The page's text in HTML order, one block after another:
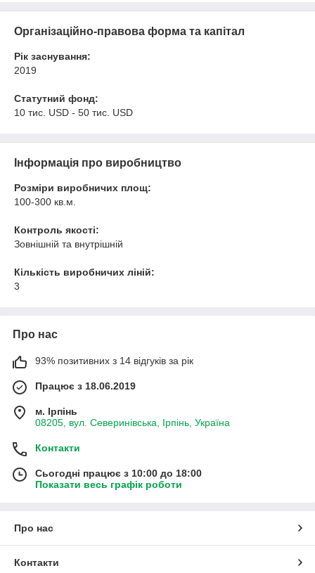
Організаційно-правова форма та капітал
Рік заснування:
2019
Статутний фонд:
10 тис. USD - 50 тис. USD
Інформація про виробництво
Розміри виробничих площ:
100-300 кв.м.
Контроль якості:
Зовнішній та внутрішній
Кількість виробничих ліній:
3
Про нас
93% позитивних з 14 відгуків за рік
Працює з 18.06.2019
м. Ірпінь
08205, вул. Северинівська, Ірпінь, Україна
Контакти
Сьогодні працює з 10:00 до 18:00
Показати весь графік роботи
Про нас
Контакти